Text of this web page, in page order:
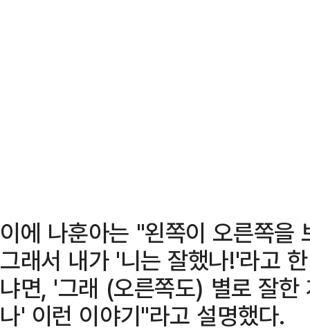
이에 나훈아는 "왼쪽이 오른쪽을
그래서 내가 '니는 잘했나!'라고
냐면, '그래 (오른쪽도) 별로 잘
나' 이런 이야기"라고 설명했다.